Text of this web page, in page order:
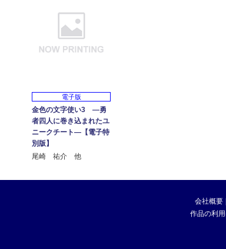
電子版
金色の文字使い3 ―勇
者四人に巻き込まれたユ
ニークチート―【電子特
別版】
尾崎 祐介 他
会社概要
作品の利